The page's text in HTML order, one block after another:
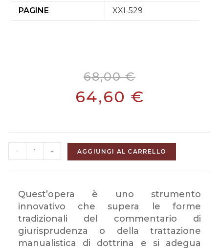
PAGINE XXI-529
68,00€
64,60 €
- + AGGIUNGI AL CARRELLO
Quest’opera è uno strumento
innovativo che supera le forme
tradizionali del commentario di
giurisprudenza o della trattazione
manualistica di dottrina e si adegua